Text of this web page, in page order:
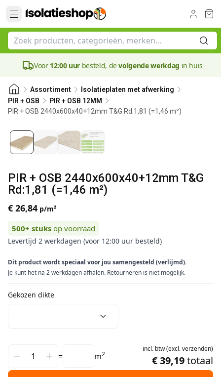
Voor 12:00 uur besteld, devolgende werkdag in huis
Assortiment
Isolatieplaten met afwerking
PIR + OSB
PIR + OSB 12MM
PIR + OSB 2440x600x40+12mm T&G Rd:1,81 (=1,46 m²)40 mm
PIR + OSB 2440x600x40+12mm T&G
Rd:1,81 (=1,46 m²)
€ 26,84 p/m²
500+ stuks op voorraad
Levertijd 2 werkdagen (voor 12:00 uur besteld)
Dit product wordt speciaal voor jou samengesteld (verlijmd).
Je kunt het na 2 werkdagen afhalen. Retourneren is niet mogelijk.
Gekozen dikte
= m2
incl. btw(excl.verzenden)
€ 39,19totaal